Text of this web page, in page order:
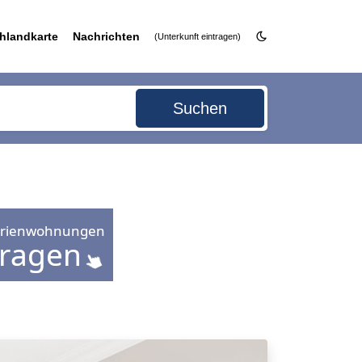
Nachrichten (Unterkunft eintragen)
Suchen